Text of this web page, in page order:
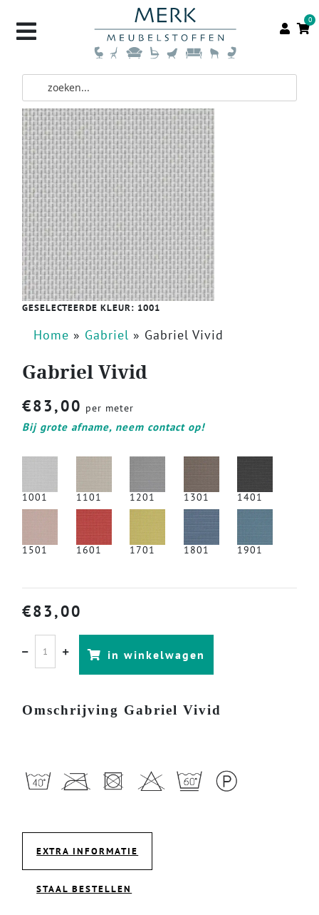
0
GESELECTEERDE KLEUR: 1001
Home » Gabriel » Gabriel Vivid
Gabriel Vivid
€83,00 per meter
Bij grote afname, neem contact op!
1001 1101 1201 1301 1401
1501 1601 1701 1801 1901
€83,00
in winkelwagen
Omschrijving Gabriel Vivid
EXTRA INFORMATIE
STAAL BESTELLEN